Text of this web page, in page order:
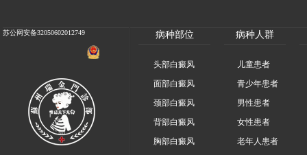
苏公网安备32050602012749 病种部位 病种人群
头部白癜风
面部白癜风
颈部白癜风
背部白癜风
胸部白癜风
儿童患者
青少年患者
男性患者
女性患者
老年人患者